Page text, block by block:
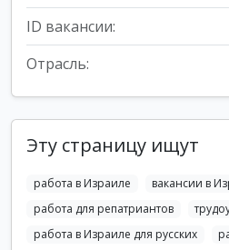
ID вакансии:
Отрасль:
Эту страницу ищут
работа в Израиле
вакансии в
работа для репатриантов
работа в Израиле для русских